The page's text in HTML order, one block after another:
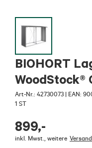
BIOHORT
Art-Nr.: 42730073 | EAN:
1 ST
899,-
inkl. Mwst. weitere